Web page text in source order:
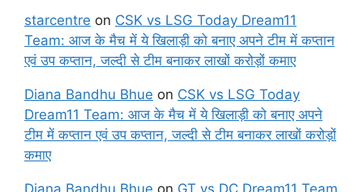
starcentre on CSK vs LSG Today Dream11
Team: आज के मैच में ये खिलाड़ी को बनाए अपने टीम में कप्तान
एवं उप कप्तान, जल्दी से टीम बनाकर लाखों करोड़ों कमाए
Diana Bandhu Bhue on CSK vs LSG Today
Dream11 Team: आज के मैच में ये खिलाड़ी को बनाए अपने
टीम में कप्तान एवं उप कप्तान, जल्दी से टीम बनाकर लाखों करोड़ों
कमाए
Diana Bandhu Bhue on GT vs DC Dream11 Team